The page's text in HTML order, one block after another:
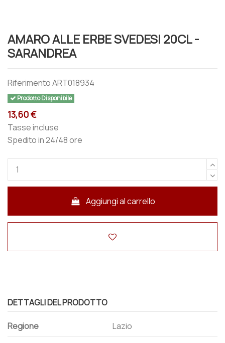
AMARO ALLE ERBE SVEDESI 20CL -
SARANDREA
RiferimentoART018934
Prodotto Disponibile
13,60 €
Tasse incluse
Spedito in 24/48 ore
Aggiungi al carrello
DETTAGLI DEL PRODOTTO
Regione Lazio